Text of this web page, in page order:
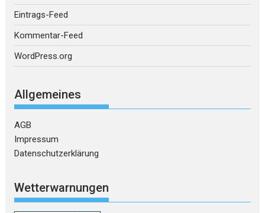
Eintrags-Feed
Kommentar-Feed
WordPress.org
Allgemeines
AGB
Impressum
Datenschutzerklärung
Wetterwarnungen